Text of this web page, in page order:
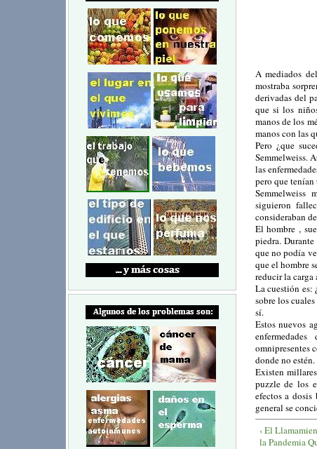
A mediados
mostraba
derivadas del
que si los
manos de los
manos con las
Pero ¿que
Semmelweiss.
las
pero que tenían
Semmelweiss
siguieron
consideraban
El hombre ,
piedra.
que no podía
que el hombre
reducir la carga
La cuestión es:
sobre los
sí.
Estos nuevos
omnipresentes
donde no estén.
Existen
puzzle de los
efectos a
general se
‹ El
la Pandemia